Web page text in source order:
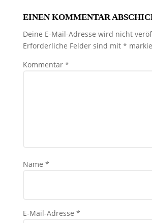
EINEN KOMMENTAR
Deine E-Mail-Adresse wird nicht
Erforderliche Felder sind mit *
Kommentar *
Name *
E-Mail-Adresse *